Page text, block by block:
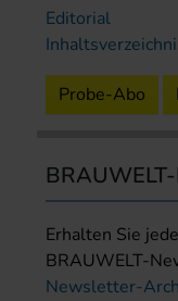
Editorial
Probe-Abo
Erhalten Sie
BRAUWELT-
Newsletter-